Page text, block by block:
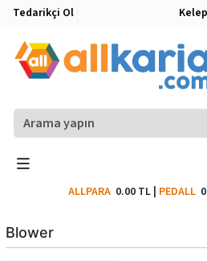
Tedarikçi Ol
ALLPARA 0.00 TL| PEDALL
Blower